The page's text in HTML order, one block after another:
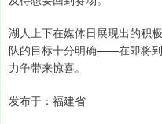
湖人上下在媒体日展现出的积
队的目标十分明确——在即将到
力争带来惊喜。
发布于：福建省